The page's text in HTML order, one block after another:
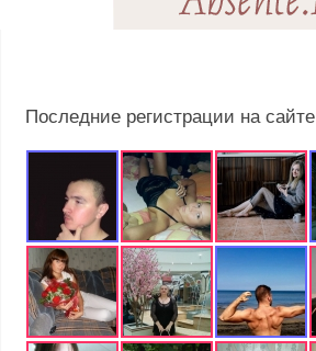
Последние регистрации на сайте